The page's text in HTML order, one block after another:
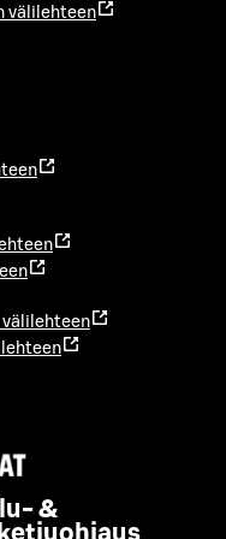
välilehteen
välilehteen
&